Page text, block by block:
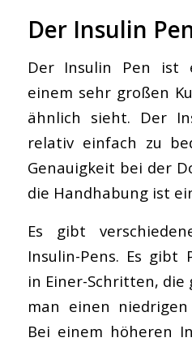
Der Insulin
Der Insulin Pen ist
einem sehr großen
ähnlich sieht. Der
relativ einfach zu
Genauigkeit bei der
die Handhabung ist
Es gibt
Insulin-Pens. Es gibt
in Einer-Schritten, die
man einen
Bei einem höheren